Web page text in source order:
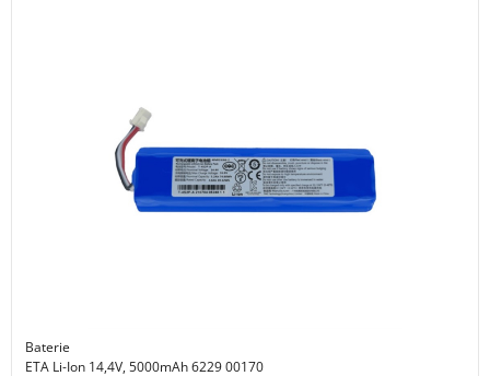
Baterie
ETA Li-Ion 14,4V, 5000mAh 6229 00170